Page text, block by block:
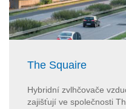
The Squaire
Hybridní zvlhčovače
zajišťují ve společnosti